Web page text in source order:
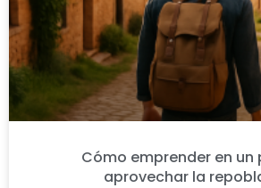
Cómo emprender en un
aprovechar la